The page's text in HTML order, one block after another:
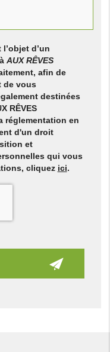
d’un
AUX RÊVES
afin de
de vous
destinées
RÊVES
réglementation en
d'un droit
et
qui vous
cliquez ici.